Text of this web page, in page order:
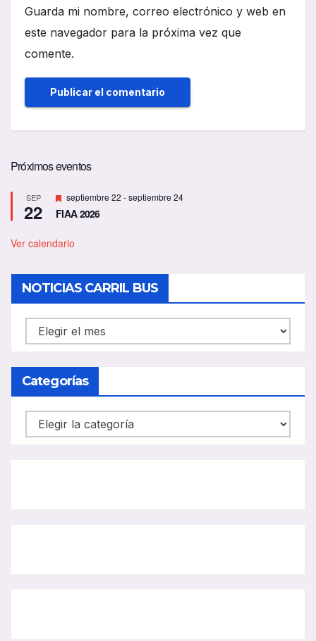
Guarda mi nombre, correo electrónico y web en
este navegador para la próxima vez que
comente.
Próximos eventos
SEP
22
D
e
s
a
d
o
septiembre 22 -septiembre 24
FIAA 2026
Ver calendario
NOTICIAS CARRIL BUS
NOTICIAS
CARRIL
BUS
Categorías
Categorías